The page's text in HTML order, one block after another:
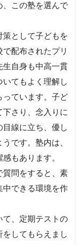
、この塾を選んで
として子どもを
配布されたプリ
生自身も中高一貫
てもよく理解し
っています。子ど
さり、念入りに
線に立ち、優し
です。塾内は、
もあります。
質問をすると、素
中できる環境を作
て、定期テストの
してもらえまし